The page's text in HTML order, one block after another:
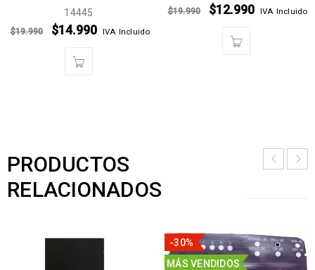
14445
$19.990 $14.990 IVA Incluido
$19.990 $12.990 IVA Incluido
PRODUCTOS
RELACIONADOS
-30%
MÁS VENDIDOS